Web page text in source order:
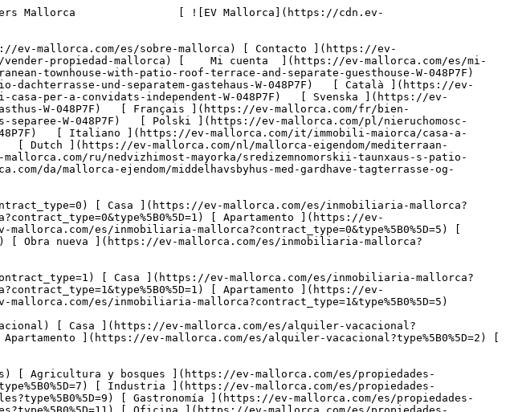
[ Casa ](https://ev-mallorca.com/es/inmobiliaria-mallorca?contract_type=0&type%5B0%5D=0) [ Finca ](https://ev-mallorca.com/es/inmobiliaria-mallorca?contract_type=0&type%5B0%5D=1) [ Apartamento ](https://ev-mallorca.com/es/inmobiliaria-mallorca?contract_type=0&type%5B0%5D=2) [ Ático ](https://ev-mallorca.com/es/inmobiliaria-mallorca?contract_type=0&type%5B0%5D=5) [ Solares ](https://ev-mallorca.com/es/inmobiliaria-mallorca?contract_type=0&type%5B0%5D=3) [ Obra nueva ](https://ev-mallorca.com/es/inmobiliaria-mallorca?contract_type=0&type%5B0%5D=development) 

   Alquilar     [ Todas las propiedades ](https://ev-mallorca.com/es/inmobiliaria-mallorca?contract_type=1) [ Casa ](https://ev-mallorca.com/es/inmobiliaria-mallorca?contract_type=1&type%5B0%5D=0) [ Finca ](https://ev-mallorca.com/es/inmobiliaria-mallorca?contract_type=1&type%5B0%5D=1) [ Apartamento ](https://ev-mallorca.com/es/inmobiliaria-mallorca?contract_type=1&type%5B0%5D=2) [ Ático ](https://ev-mallorca.com/es/inmobiliaria-mallorca?contract_type=1&type%5B0%5D=5) 

   Alquiler Vacacional     [ Todas las propiedades ](https://ev-mallorca.com/es/alquiler-vacacional) [ Casa ](https://ev-mallorca.com/es/alquiler-vacacional?type%5B0%5D=0) [ Finca ](https://ev-mallorca.com/es/alquiler-vacacional?type%5B0%5D=1) [ Apartamento ](https://ev-mallorca.com/es/alquiler-vacacional?type%5B0%5D=2) [ Ático ](https://ev-mallorca.com/es/alquiler-vacacional?type%5B0%5D=5) 

   Comercial     [ Todas las propiedades ](https://ev-mallorca.com/es/propiedades-comerciales) [ Agricultura y bosques ](https://ev-mallorca.com/es/propiedades-comerciales?type%5B0%5D=6) [ Hotel ](https://ev-mallorca.com/es/propiedades-comerciales?type%5B0%5D=7) [ Industria ](https://ev-mallorca.com/es/propiedades-comerciales?type%5B0%5D=8) [ Inversión ](https://ev-mallorca.com/es/propiedades-comerciales?type%5B0%5D=9) [ Gastronomía ](https://ev-mallorca.com/es/propiedades-comerciales?type%5B0%5D=10) [ Solares ](https://ev-mallorca.com/es/propiedades-comerciales?type%5B0%5D=11) [ Oficina ](https://ev-mallorca.com/es/propiedades-comerciales?type%5B0%5D=12) [ Otros ](https://ev-mallorca.com/es/propiedades-comerciales?type%5B0%5D=13) [ Tienda ](https://ev-mallorca.com/es/propiedades-comerciales?type%5B0%5D=14) 

 [ Obra nueva ](https://ev-mallorca.com/es/obra-nueva-mallorca) 

 [ Sobre nosotros ](https://ev-mallorca.com/es/sobre-nosotros) 

 [ Sobre Mallorca ](https://ev-mallorca.com/es/sobre-mallorca) 

 [ Vender propiedad ](https://ev-mallorca.com/es/vender-propiedad-mallorca) 

 [ Contacto ](https://ev-mallorca.com/es/ubicaciones-de-oficinas) 

   [ Mi cuenta ](https://ev-mallorca.com/es/mi-cuenta) 

 [   Call Us on +34 971 01 63 55   ](tel:+34971016355) 

             ![Casa mediterránea con patio, azotea y casa de huéspedes independiente-1](https://cdn.ev-mallorca.com/images/properties/46677171-60aa-41c2-9372-5606260d24f6/b126b8c1-571b-4aa6-9787-077c6dd24679.jpg?crop=true&crop_gravity=northwest&format=webp&quality=80)  

         ![Casa mediterránea con patio, azotea y casa de huéspedes independiente-2](https://cdn.ev-mallorca.com/images/properties/46677171-60aa-41c2-9372-5606260d24f6/39d1dfe2-ae7c-4e62-ad1c-b7679b538b2f.jpg?crop=true&crop_gravity=northwest&format=webp&quality=80)  

         ![Casa mediterránea con patio, azotea y casa de huéspedes independiente-3](https://cdn.ev-mallorca.com/images/properties/46677171-60aa-41c2-9372-5606260d24f6/b967390c-d5f9-4f0f-a9cf-13b764441c76.jpg?crop=true&crop_gravity=northwest&format=webp&quality=80)  

         ![Casa mediterránea con patio, azotea y casa de huéspedes independiente-4](https://cdn.ev-mallorca.com/images/properties/46677171-60aa-41c2-9372-5606260d24f6/b4c037c6-b5a8-44cf-a828-3b91bf356455.jpg?crop=true&crop_gravity=northwest&format=webp&quality=80)  

         ![Casa mediterránea con patio, azotea y casa de huéspedes independiente-5](ht